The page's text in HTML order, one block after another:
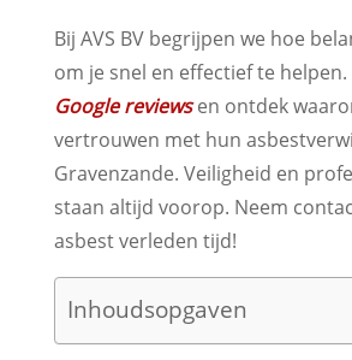
Bij AVS BV begrijpen we hoe
om je snel en effectief te helpen.
Google reviewsen ontdek
vertrouwen met hun
Gravenzande. Veiligheid en
staan altijd voorop. Neem
asbest verleden tijd!
Inhoudsopgaven